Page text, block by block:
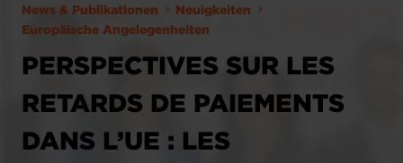
News & Publikationen
Neuigkeiten
Europäische Angelegenheiten
PERSPECTIVES SUR LES
RETARDS DE PAIEMENTS
DANS L’UE : LES